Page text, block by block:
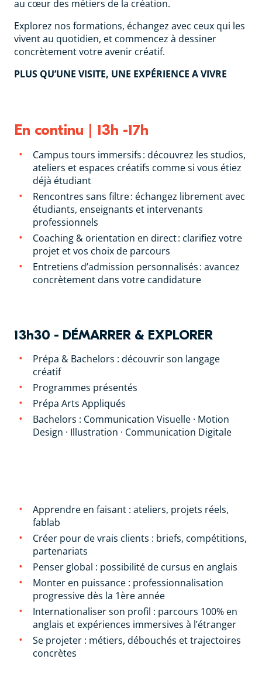
au cœur des métiers de la création.
Explorez nos formations, échangez avec ceux qui les
vivent au quotidien, et commencez à dessiner
concrètement votre avenir créatif.
PLUS QU’UNE VISITE, UNE EXPÉRIENCE A VIVRE
En continu | 13h -17h
Campus tours immersifs : découvrez les studios,
ateliers et espaces créatifs comme si vous étiez
déjà étudiant
Rencontres sans filtre : échangez librement avec
étudiants, enseignants et intervenants
professionnels
Coaching & orientation en direct : clarifiez votre
projet et vos choix de parcours
Entretiens d’admission personnalisés : avancez
concrètement dans votre candidature
13h30 - DÉMARRER & EXPLORER
Prépa & Bachelors : découvrir son langage
créatif
Programmes présentés
Prépa Arts Appliqués
Bachelors : Communication Visuelle · Motion
Design · Illustration · Communication Digitale
Apprendre en faisant : ateliers, projets réels,
fablab
Créer pour de vrais clients : briefs, compétitions,
partenariats
Penser global : possibilité de cursus en anglais
Monter en puissance : professionnalisation
progressive dès la 1ère année
Internationaliser son profil : parcours 100% en
anglais et expériences immersives à l’étranger
Se projeter : métiers, débouchés et trajectoires
concrètes